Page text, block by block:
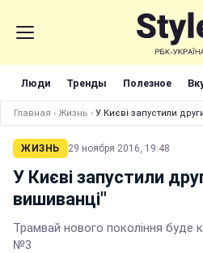
Люди Тренды Полезное
Главная › Жизнь › У Києві запустили
ЖИЗНЬ 29 ноября 2016, 19:48
У Києві запустили
вишиванці"
Трамвай нового покоління буде
№3